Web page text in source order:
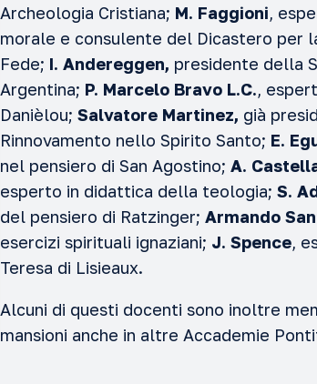
Archeologia Cristiana; M. Faggioni,
morale e consulente del Dicastero per
Fede; I. Andereggen, presidente della
Argentina; P. Marcelo Bravo L.C.,
Danièlou; Salvatore Martinez, già
Rinnovamento nello Spirito Santo; E.
nel pensiero di San Agostino; A.
esperto in didattica della teologia; S.
del pensiero di Ratzinger; Armando
esercizi spirituali ignaziani; J. Spence,
Teresa di Lisieaux.
Alcuni di questi docenti sono inoltre
mansioni anche in altre Accademie